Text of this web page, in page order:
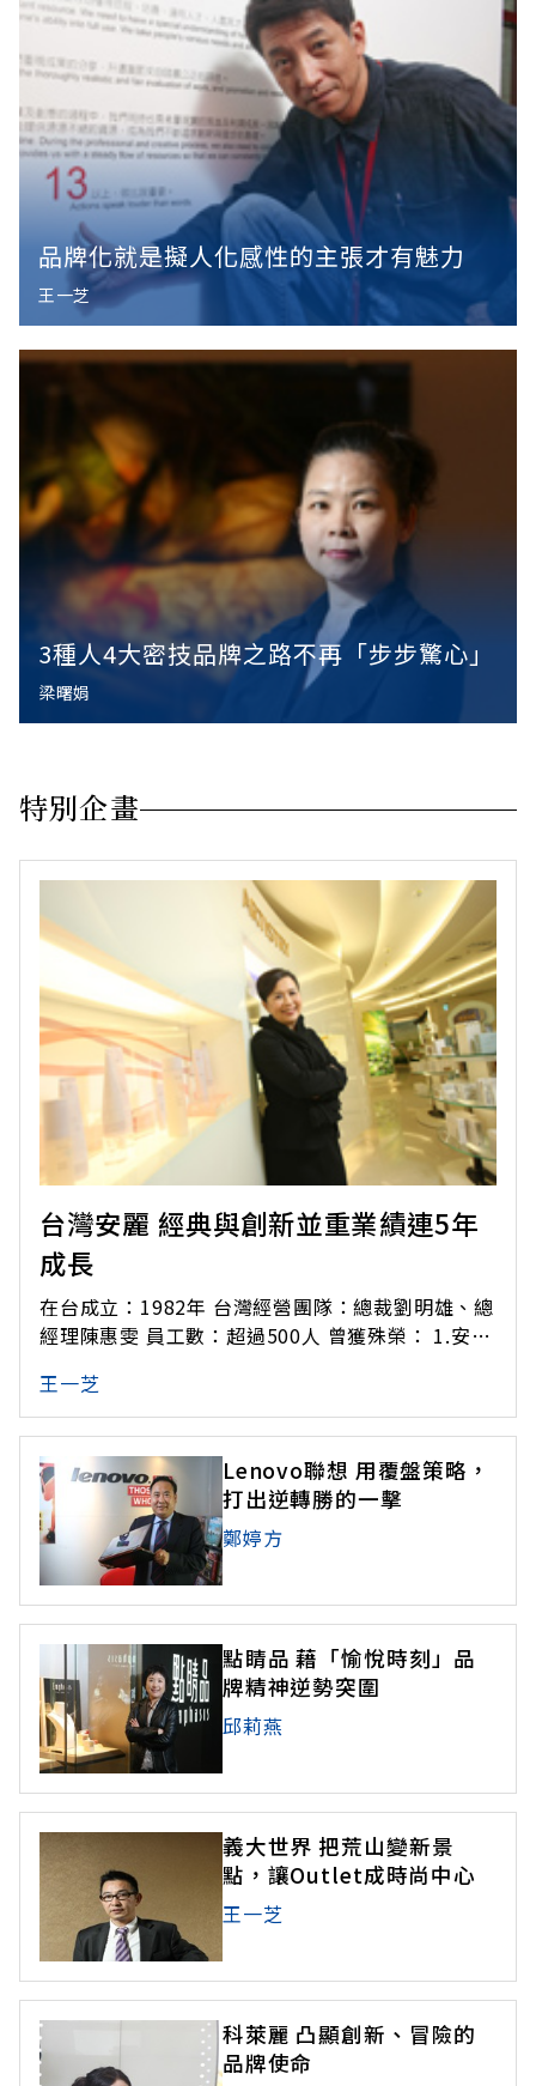
品牌化就是擬人化感性的主張才有魅力
王一芝
3種人4大密技品牌之路不再「步步驚心」
梁曙娟
特別企畫
台灣安麗 經典與創新並重業績連5年
成長
在台成立：1982年 台灣經營團隊：總裁劉明雄、總
經理陳惠雯 員工數：超過500人 曾獲殊榮： 1.安麗
物流第一家 （2006） 2.安麗客服中心及全台七大
體驗中心通過 SGS「Qualicert Services Certific
王一芝
Lenovo聯想 用覆盤策略，
打出逆轉勝的一擊
鄭婷方
點睛品 藉「愉悅時刻」品
牌精神逆勢突圍
邱莉燕
義大世界 把荒山變新景
點，讓Outlet成時尚中心
王一芝
科萊麗 凸顯創新、冒險的
品牌使命